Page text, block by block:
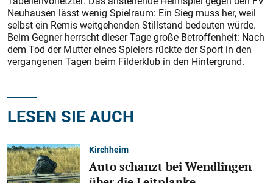
Neuhausen lässt wenig Spielraum: Ein Sieg muss her, weil
selbst ein Remis weitgehenden Stillstand bedeuten würde.
Beim Gegner herrscht dieser Tage große Betroffenheit: Nach
dem Tod der Mutter eines Spielers rückte der Sport in den
vergangenen Tagen beim Filderklub in den Hintergrund.
LESEN SIE AUCH
Kirchheim
Auto schanzt bei Wendlingen